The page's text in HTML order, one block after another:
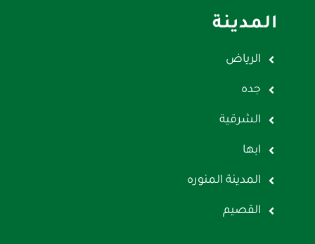
المدينة
الرياض
جده
الشرقية
ابها
المدينة المنوره
القصيم